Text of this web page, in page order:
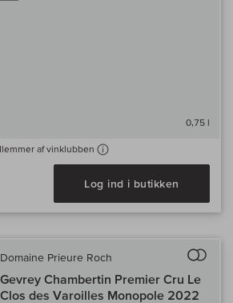
0,75 l
af vinklubben
Log ind i butikken
Domaine Prieure Roch
Gevrey Chambertin Premier Cru Le
Clos des Varoilles Monopole 2022